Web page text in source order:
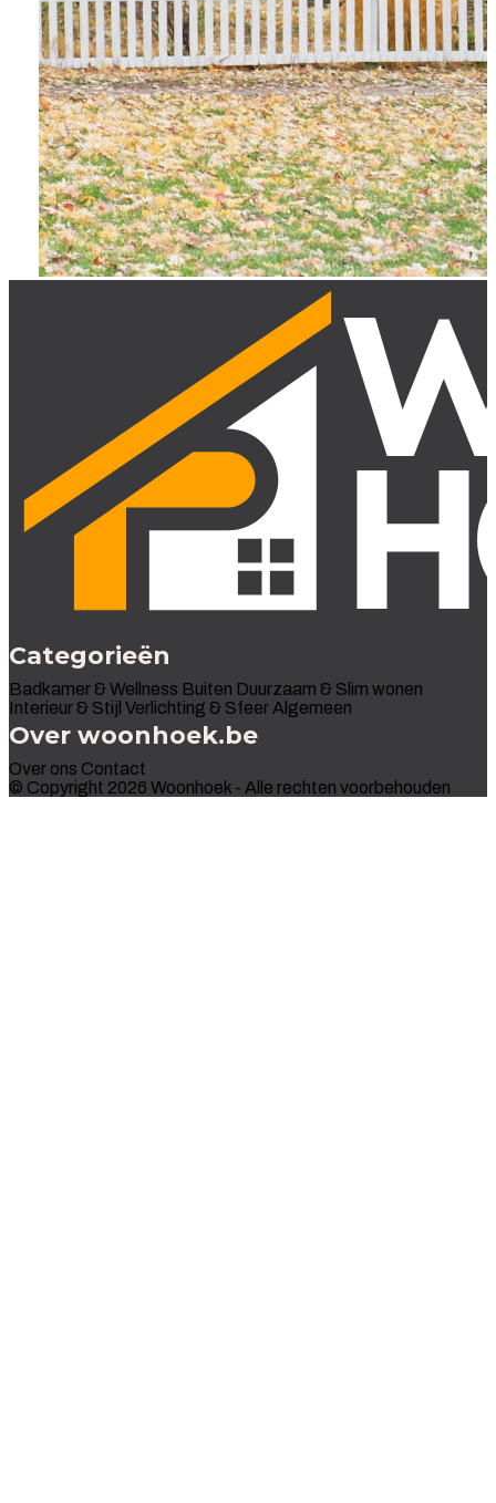
Categorieën
Badkamer & Wellness Buiten Duurzaam & Slim wonen
Interieur & Stijl Verlichting & Sfeer Algemeen
Over woonhoek.be
Over ons Contact
© Copyright 2026 Woonhoek - Alle rechten voorbehouden